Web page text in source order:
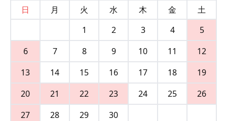
日
月 火 水 木 金
土
1
2 3 4
5
6
7 8 9 10 11
12
13
14 15 16 17 18
19
20
21 22 23 24 25
26
27
28 29 30